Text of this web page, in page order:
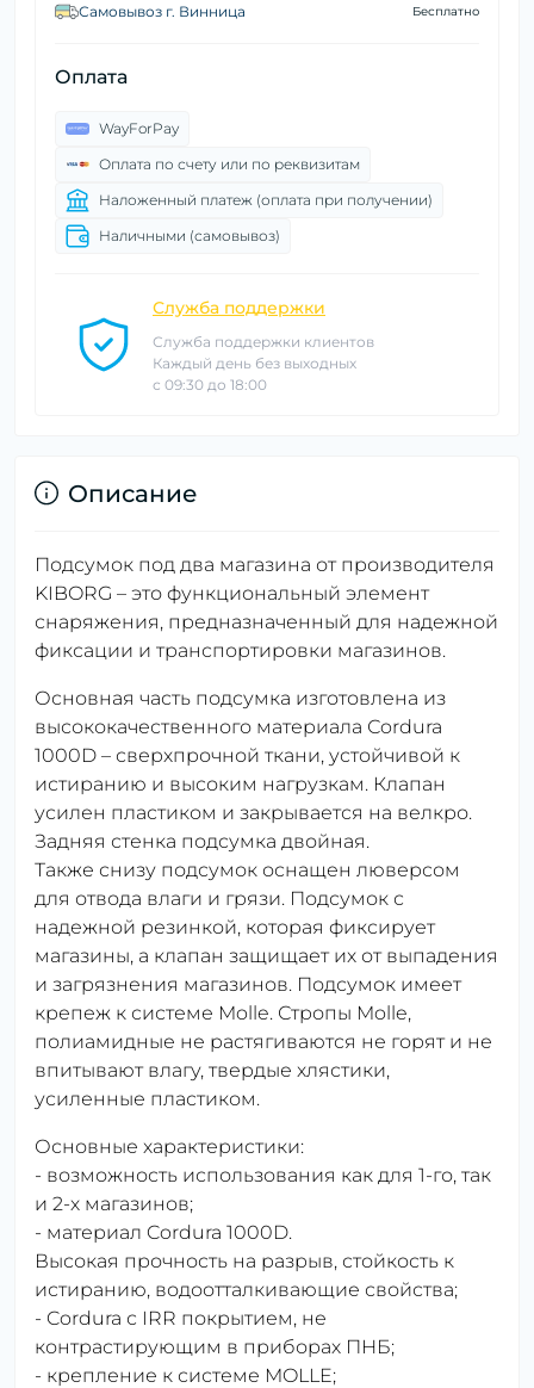
Самовывоз г. Винница Бесплатно
Оплата
WayForPay
Оплата по счету или по реквизитам
Наложенный платеж (оплата при получении)
Наличными (самовывоз)
Служба поддержки
Служба поддержки клиентов
Каждый день без выходных
с 09:30 до 18:00
Описание
Подсумок под два магазина от производителя
KIBORG – это функциональный элемент
снаряжения, предназначенный для надежной
фиксации и транспортировки магазинов.
Основная часть подсумка изготовлена ​​из
высококачественного материала Сordura
1000D – сверхпрочной ткани, устойчивой к
истиранию и высоким нагрузкам. Клапан
усилен пластиком и закрывается на велкро.
Задняя стенка подсумка двойная.
Также снизу подсумок оснащен люверсом
для отвода влаги и грязи. Подсумок с
надежной резинкой, которая фиксирует
магазины, а клапан защищает их от выпадения
и загрязнения магазинов. Подсумок имеет
крепеж к системе Molle. Стропы Molle,
полиамидные не растягиваются не горят и не
впитывают влагу, твердые хлястики,
усиленные пластиком.
Основные характеристики:
- возможность использования как для 1-го, так
и 2-х магазинов;
- материал Cordura 1000D.
Высокая прочность на разрыв, стойкость к
истиранию, водоотталкивающие свойства;
- Cordura с IRR покрытием, не
контрастирующим в приборах ПНБ;
- крепление к системе MOLLE;